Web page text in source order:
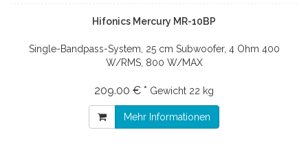
Hifonics Mercury MR-10BP
Single-Bandpass-System, 25 cm Subwoofer, 4 Ohm 400
W/RMS, 800 W/MAX
209.00 € * Gewicht 22 kg
Mehr Informationen